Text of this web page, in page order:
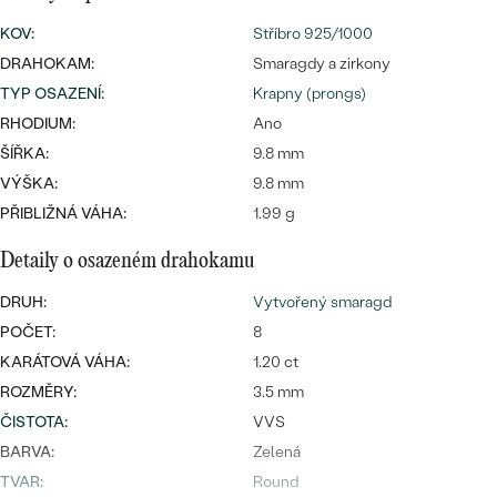
Nejprodávanější
snubní prsteny
DLE MATERIÁLU
ZLATO
PLATINA
STŘÍBRO
S LAB-GROWN DIAMANTY
S PERLAMI
DLE STYLU
PERSONALIZOVANÉ
SYMBOLICKÉ
MINIMALISTICKÉ
PODLE PŘÍLEŽITOSTI
PODLE BARVY
Nejprodávanější
LUXUSNÍ
CENOVĚ DOSTUPNÉ
LUXUSNÍ
KOV:
Stříbro 925/1000
DRAHOKAM:
Smaragdy a zirkony
TYP OSAZENÍ:
Krapny (prongs)
RHODIUM:
Ano
ŠÍŘKA:
9.8 mm
VÝŠKA:
9.8 mm
PŘIBLIŽNÁ VÁHA:
1.99 g
Detaily o osazeném drahokamu
DRUH:
Vytvořený smaragd
POČET:
8
KARÁTOVÁ VÁHA:
1.20 ct
ROZMĚRY:
3.5 mm
ČISTOTA:
VVS
BARVA:
Zelená
TVAR:
Round